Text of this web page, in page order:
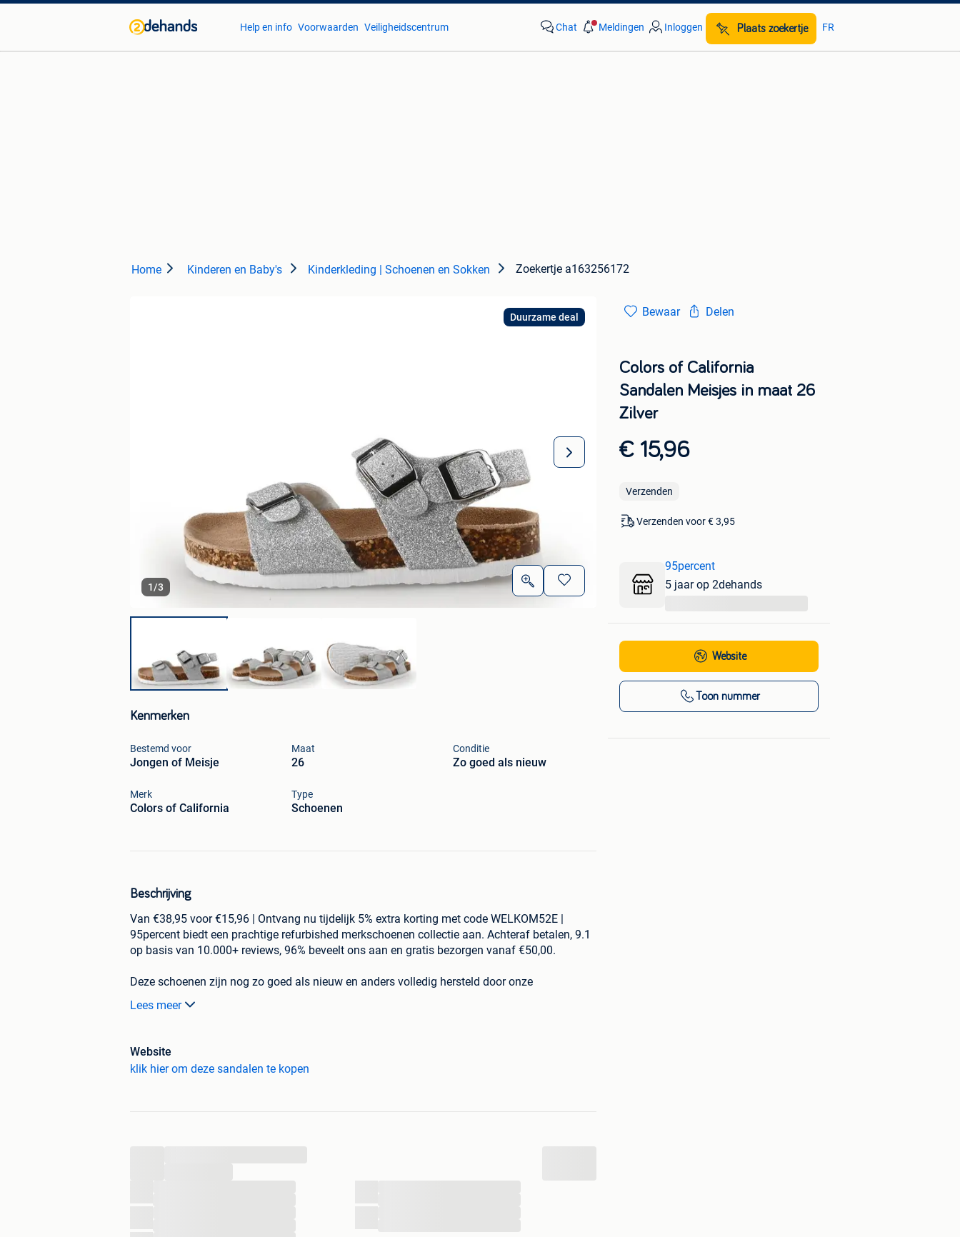
Help en info Voorwaarden Veiligheidscentrum Chat Meldingen Inloggen Plaats zoekertje FR
Home Kinderen en Baby's Kinderkleding | Schoenen en Sokken Zoekertje a163256172
Duurzame deal
1/3
Kenmerken
Bestemd voor
Jongen of Meisje
Maat
26
Conditie
Zo goed als nieuw
Merk
Colors of California
Type
Schoenen
Beschrijving
Van €38,95 voor €15,96 | Ontvang nu tijdelijk 5% extra korting met code WELKOM52E |
95percent biedt een prachtige refurbished merkschoenen collectie aan. Achteraf betalen, 9.1
op basis van 10.000+ reviews, 96% beveelt ons aan en gratis bezorgen vanaf €50,00.
Deze schoenen zijn nog zo goed als nieuw en anders volledig hersteld door onze
producten is er maar 1 op voorraad. Dus het is belangrijk er snel bij te zijn.
- Achteraf betalen, Bancontact en PayPal
- 100% Kwaliteitsgarantie
- Voordelig en eenvoudig retourneren via bPost of PostNL
Lees meer
Website
klik hier om deze sandalen te kopen
Bewaar Delen
Colors of California
Sandalen Meisjes in maat 26
Zilver
€ 15,96
Verzenden
Verzenden voor € 3,95
95percent
5 jaar op 2dehands
Website
Toon nummer